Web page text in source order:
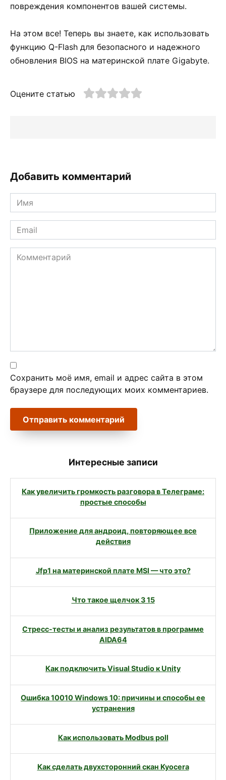
повреждения компонентов вашей системы.
На этом все! Теперь вы знаете, как использовать
функцию Q-Flash для безопасного и надежного
обновления BIOS на материнской плате Gigabyte.
Оцените статью
Добавить комментарий
Имя
*
Email
*
Комментарий
Сохранить моё имя, email и адрес сайта в этом
браузере для последующих моих комментариев.
Интересные записи
Как увеличить громкость разговора в Телеграме:
простые способы
Приложение для андроид, повторяющее все
действия
Jfp1 на материнской плате MSI — что это?
Что такое щелчок 3 15
Стресс-тесты и анализ результатов в программе
AIDA64
Как подключить Visual Studio к Unity
Ошибка 10010 Windows 10: причины и способы ее
устранения
Как использовать Modbus poll
Как сделать двухсторонний скан Kyocera